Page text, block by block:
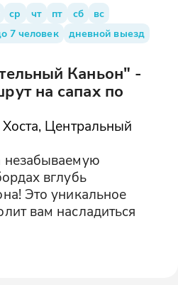
ср чт пт сб
вс
7 человек
дневной выезд
Каньон" -
на сапах по
Центральный
незабываемую
вглубь
Это уникальное
вам насладиться